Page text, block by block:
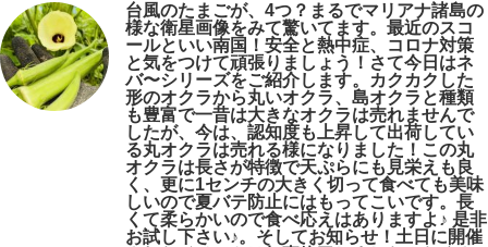
台風のたまごが、4つ？まるでマリアナ諸島の
様な衛星画像をみて驚いてます。最近のスコ
ールといい南国！安全と熱中症、コロナ対策
と気をつけて頑張りましょう！さて今日はネ
バ〜シリーズをご紹介します。カクカクした
形のオクラから丸いオクラ、島オクラと種類
も豊富で一昔は大きなオクラは売れませんで
したが、今は、認知度も上昇して出荷してい
る丸オクラは売れる様になりました！この丸
オクラは長さが特徴で天ぷらにも見栄えも良
く、更に1センチの大きく切って食べても美味
しいので夏バテ防止にはもってこいです。長
くて柔らかいので食べ応えはありますよ♪ 是非
お試し下さい♪。そしてお知らせ！土日に開催